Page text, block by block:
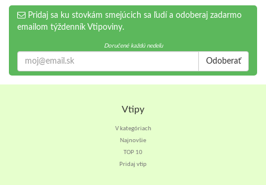
Pridaj sa ku stovkám smejúcich sa ľudí a odoberaj zadarmo
emailom týždenník Vtipoviny.
Doručené každú nedeľu
Odoberať
Vtipy
V kategóriach
Najnovšie
TOP 10
Pridaj vtip